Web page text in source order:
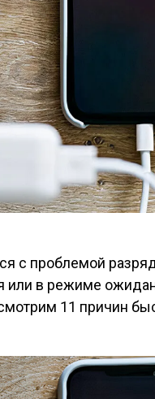
с проблемой
или в режиме
11 причин